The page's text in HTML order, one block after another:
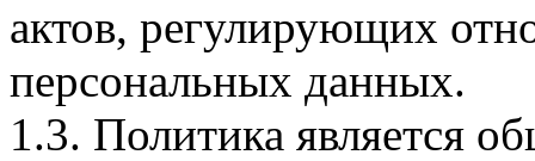
актов, регулирующих
персональных данных.
1.3. Политика является